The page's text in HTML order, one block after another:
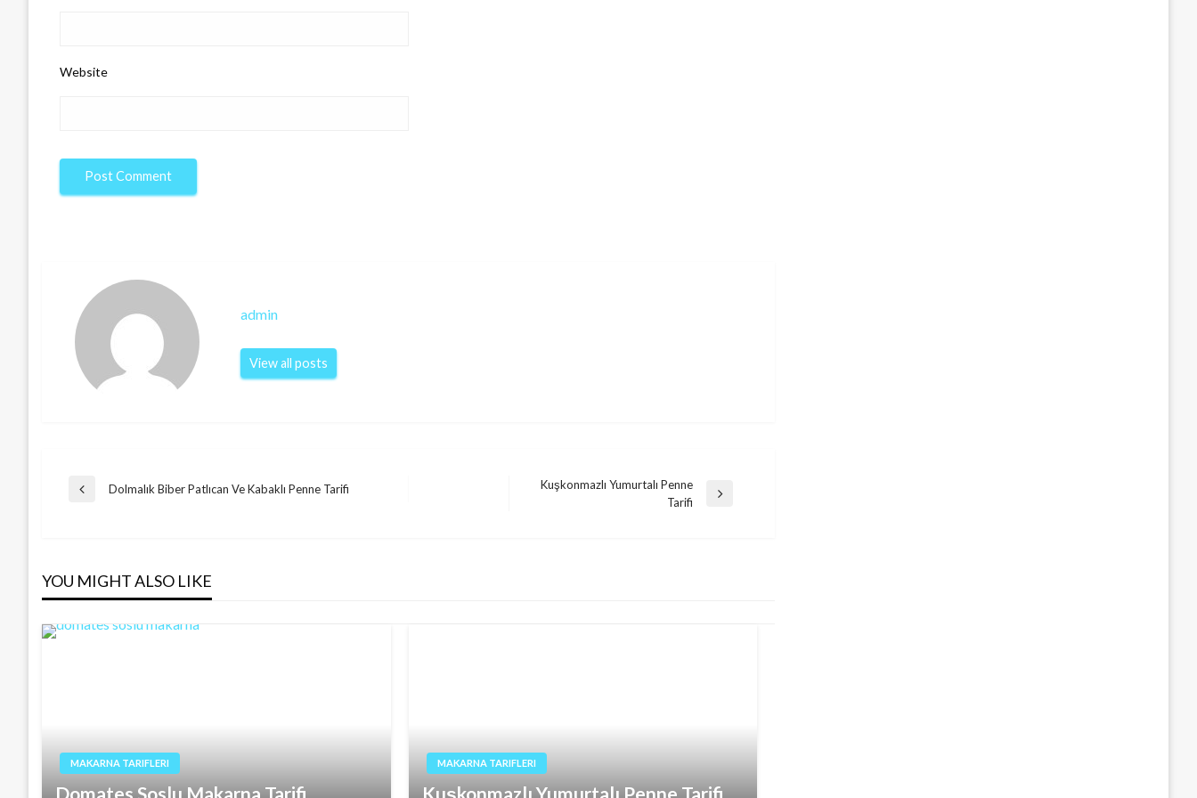
Website
admin
View all posts
Post
Previous
Dolmalık Biber Patlıcan Ve Kabaklı Penne Tarifi
Kuşkonmazlı Yumurtalı Penne
Tarifi
YOU MIGHT ALSO LIKE
MAKARNA TARIFLERI
Domates Soslu Makarna Tarifi
MAKARNA TARIFLERI
Kuşkonmazlı Yumurtalı Penne Tarifi